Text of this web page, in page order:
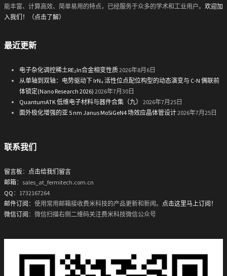
能丰富、计算高效、简单易用的特点，已经服务于众多的学术和工业用户。 欢迎加
入我们！（点击了解）
最近更新
电子杂化调控稀土RE₂In合金相变性质2026年8月6日
从单轴到双轴：电势驱动下 IrN₄ 活性位点配位构型的动态演变与 C-N 偶联前
体锁定(Nano Research 2026) 2026年7月30日
QuantumATK 低维电子材料与器件合集（九）
2026年7月25日
面外极化增强的亚 5 nm Janus MoSiGeN4 场效应晶体管设计2026年7月25日
联系我们
留言板 ： 点击给我们留言
邮箱：sales_at_fermitech.com.cn
QQ ：1732167264
邮件订阅 ：使用常用邮箱接收费米科技的产品更新和新闻。 点击这里马上订阅！
微信订阅 ：微信扫描右侧二维码关注费米科技微信公众号